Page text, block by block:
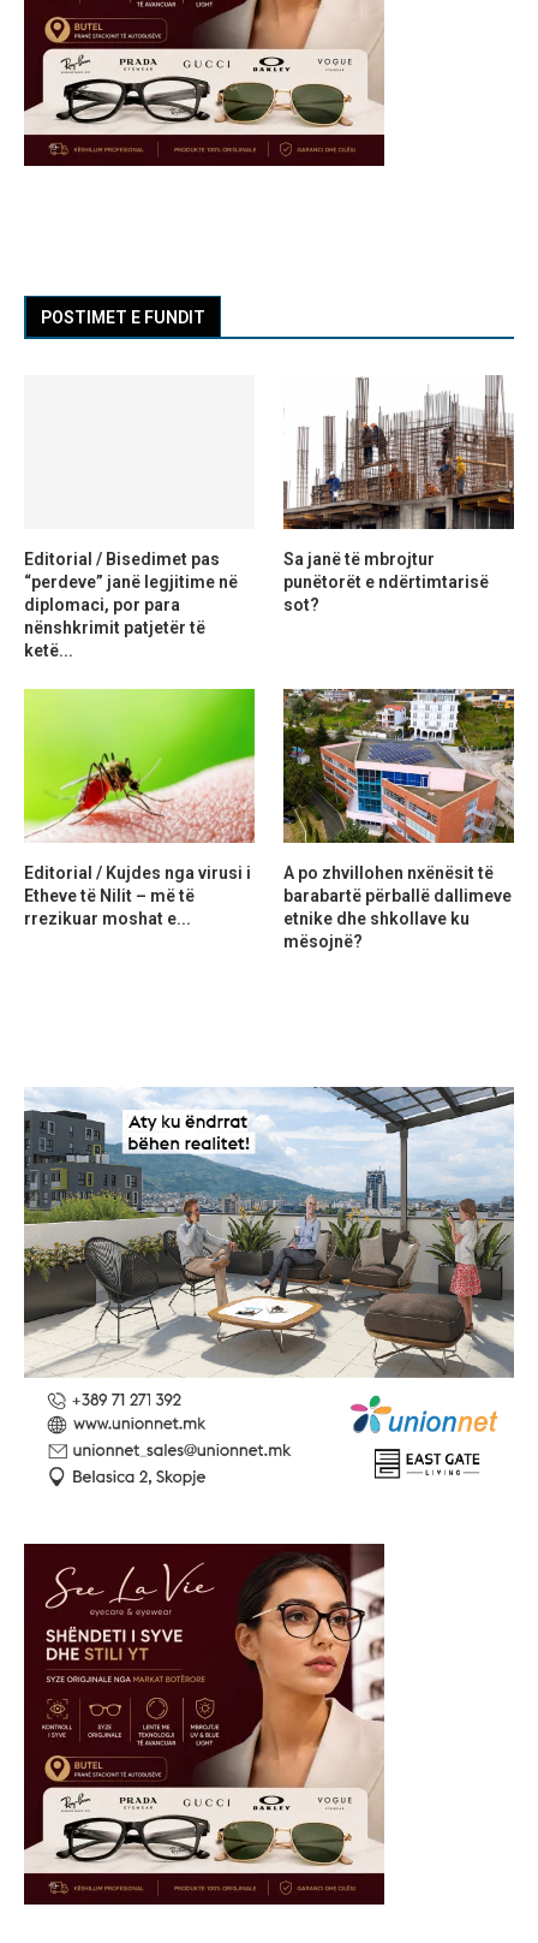
POSTIMET E FUNDIT
Editorial / Bisedimet pas
“perdeve” janë legjitime në
diplomaci, por para
nënshkrimit patjetër të
ketë...
Sa janë të mbrojtur
punëtorët e ndërtimtarisë
sot?
Editorial / Kujdes nga virusi i
Etheve të Nilit – më të
rrezikuar moshat e...
A po zhvillohen nxënësit të
barabartë përballë dallimeve
etnike dhe shkollave ku
mësojnë?